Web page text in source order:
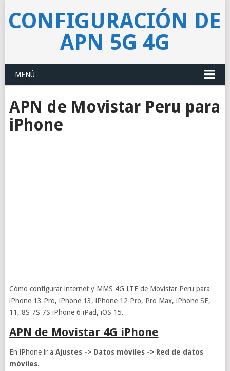
CONFIGURACIÓN DE
APN 5G 4G
MENÚ
APN de Movistar Peru para
iPhone
Cómo configurar internet y MMS 4G LTE de Movistar Peru para
iPhone 13 Pro, iPhone 13, iPhone 12 Pro, Pro Max, iPhone SE,
11, 8S 7S 7S iPhone 6 iPad, iOS 15.
APN de Movistar 4G iPhone
En iPhone ir a Ajustes -> Datos móviles -> Red de datos
móviles.